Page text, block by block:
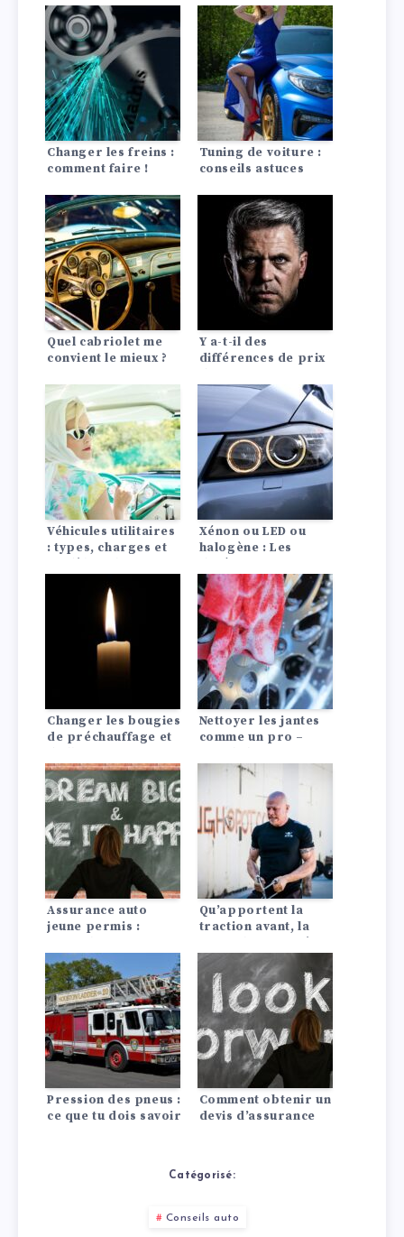
Changer les freins :
comment faire !
Tuning de voiture :
conseils astuces
Quel cabriolet me
convient le mieux ?
Y a-t-il des
différences de prix
entre les Lada?
Véhicules utilitaires
: types, charges et
Xénon ou LED ou
halogène : Les
coup d’œil !
Changer les bougies
de préchauffage et
comment ça marche
!
Nettoyer les jantes
comme un pro –
nettoyage des jantes
Assurance auto
jeune permis :
moins cher
Qu’apportent la
traction avant, la
ou les quatre roues
motrices à la
voiture ?
Pression des pneus :
ce que tu dois savoir
Comment obtenir un
devis d’assurance
Catégorisé:
Conseils auto